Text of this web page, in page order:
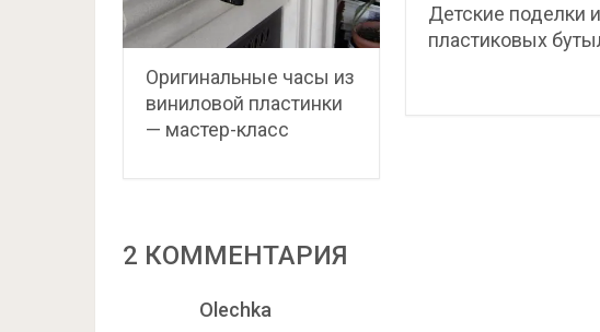
Оригинальные часы из
виниловой пластинки
— мастер-класс
Детские поделки
пластиковых
2 КОММЕНТАРИЯ
Olechka